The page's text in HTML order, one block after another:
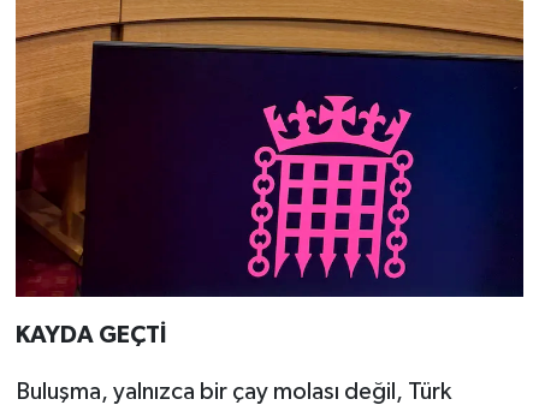
KAYDA GEÇTİ
Buluşma, yalnızca bir çay molası değil, Türk